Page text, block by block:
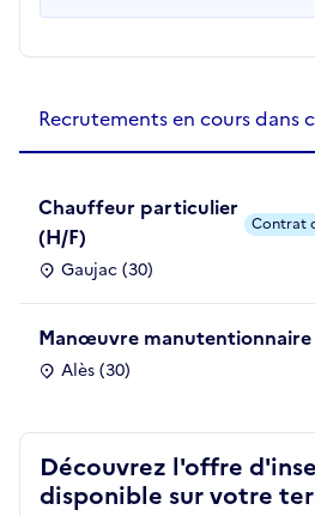
Recrutements en cours dans
Chauffeur particulier
(H/F)
Gaujac (30)
Contrat
Manœuvre manutentionnaire
Alès (30)
Découvrez l'offre
disponible sur votre